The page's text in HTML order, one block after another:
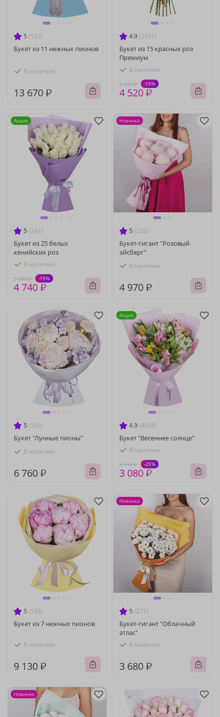
5 (122)
Букет из 11 нежных пионов
В наличии
13 670 ₽
4.9 (2161)
Букет из 15 красных роз
Премиум
В наличии
5 320 ₽ -15%
4 520 ₽
5 (242)
Букет из 25 белых
кенийских роз
В наличии
5 580 ₽ -15%
4 740 ₽
Акция
5 (220)
Букет-гигант "Розовый
айсберг"
В наличии
4 970 ₽
Новинка
5 (159)
Букет "Лунные пионы"
В наличии
6 760 ₽
4.9 (4328)
Букет "Весеннее солнце"
В наличии
4 110 ₽ -25%
3 080 ₽
Акция
5 (159)
Букет из 7 нежных пионов
В наличии
9 130 ₽
5 (271)
Букет-гигант "Облачный
атлас"
В наличии
3 680 ₽
Новинка
Новинка